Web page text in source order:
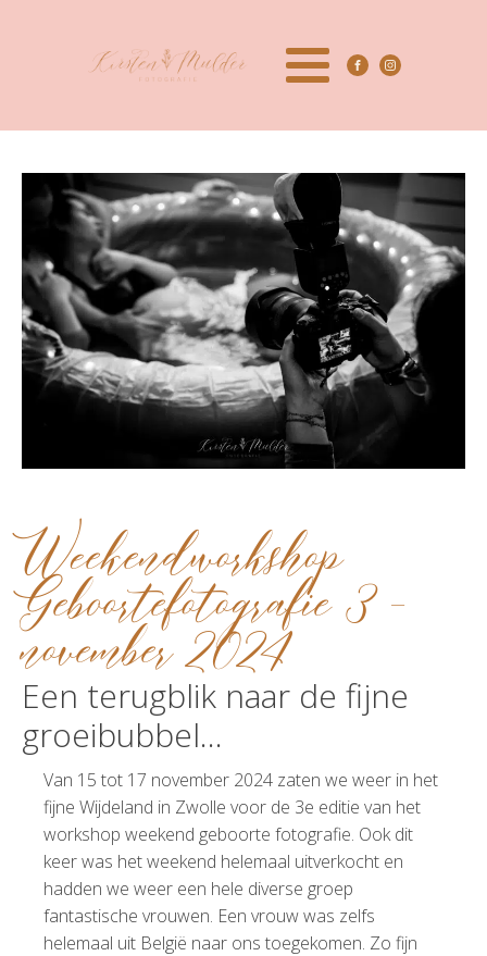
Weekendworkshop
Geboortefotografie 3 -
november 2024
Een terugblik naar de fijne
groeibubbel...​
Van 15 tot 17 november 2024 zaten we weer in het
fijne Wijdeland in Zwolle voor de 3e editie van het
workshop weekend geboorte fotografie. Ook dit
keer was het weekend helemaal uitverkocht en
hadden we weer een hele diverse groep
fantastische vrouwen. Een vrouw was zelfs
helemaal uit België naar ons toegekomen. Zo fijn